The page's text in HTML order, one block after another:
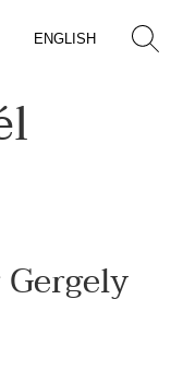
ENGLISH